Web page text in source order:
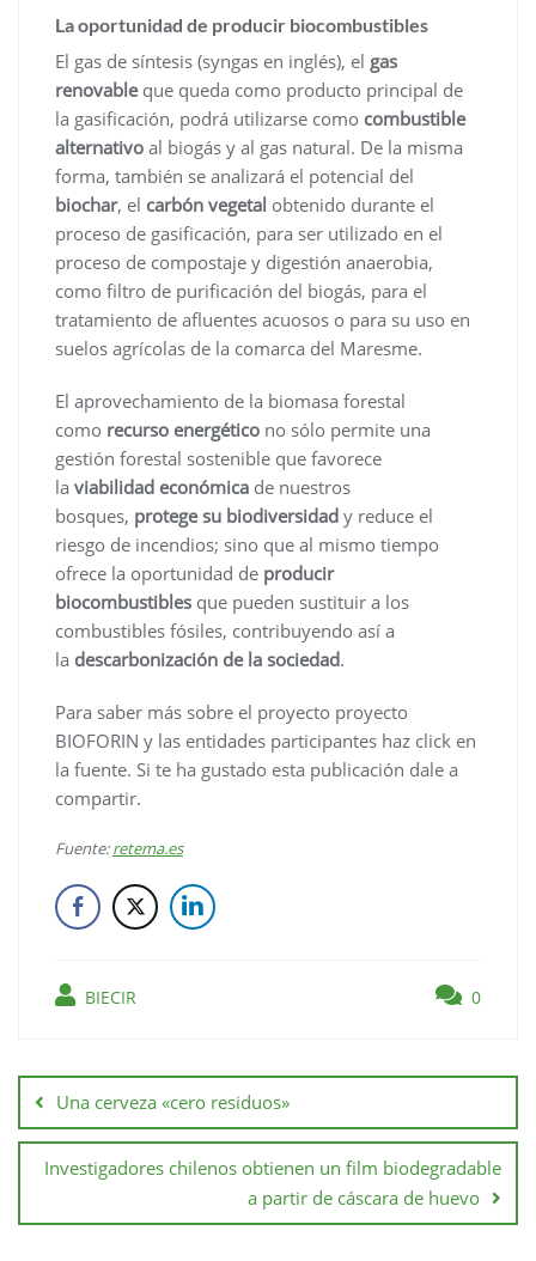
La oportunidad de producir biocombustibles
El gas de síntesis (syngas en inglés), el gas
renovableque queda como producto principal de
la gasificación, podrá utilizarse como combustible
alternativo al biogás y al gas natural. De la misma
forma, también se analizará el potencial del
biochar, el carbón vegetal obtenido durante el
proceso de gasificación, para ser utilizado en el
proceso de compostaje y digestión anaerobia,
como filtro de purificación del biogás, para el
tratamiento de afluentes acuosos o para su uso en
suelos agrícolas de la comarca del Maresme.
El aprovechamiento de la biomasa forestal
como recurso energético no sólo permite una
gestión forestal sostenible que favorece
la viabilidad económica de nuestros
bosques, protege su biodiversidad y reduce el
riesgo de incendios; sino que al mismo tiempo
ofrece la oportunidad de producir
biocombustibles que pueden sustituir a los
combustibles fósiles, contribuyendo así a
la descarbonización de la sociedad.
Para saber más sobre el proyecto proyecto
BIOFORIN y las entidades participantes haz click en
la fuente. Si te ha gustado esta publicación dale a
compartir.
Fuente:retema.es
BIECIR 0
Una cerveza «cero residuos»
Investigadores chilenos obtienen un film biodegradable
a partir de cáscara de huevo